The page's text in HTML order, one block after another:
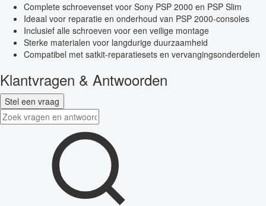
Complete schroevenset voor Sony PSP 2000 en PSP Slim
Ideaal voor reparatie en onderhoud van PSP 2000-consoles
Inclusief alle schroeven voor een veilige montage
Sterke materialen voor langdurige duurzaamheid
Compatibel met satkit-reparatiesets en vervangingsonderdelen
Klantvragen & Antwoorden
Stel een vraag